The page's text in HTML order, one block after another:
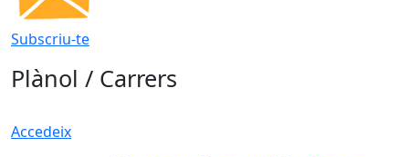
Subscriu-te
Plànol / Carrers
Accedeix